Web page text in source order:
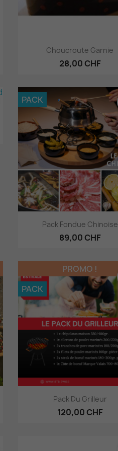
Aperçu rapide
Choucroute Garnie
28,00 CHF
Aperçu rapide
Pack Fondue Chinoise
89,00 CHF
PACK
Aperçu rapide
Pack Du Grilleur
120,00 CHF
PROMO !
PACK